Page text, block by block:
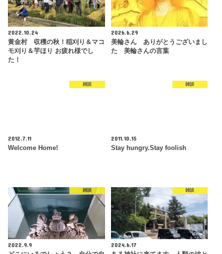
2022.10.24
黄金村 収穫の秋！稲刈り＆マコ
モ刈り＆芋ほり お疲れ様でし
た！
2026.6.29
美輪さん ありがとうございまし
た 美輪さんの言葉
雑談
2012.7.11
Welcome Home!
雑談
2011.10.15
Stay hungry.Stay foolish
雑談
2022.9.9
雑談
2024.6.17